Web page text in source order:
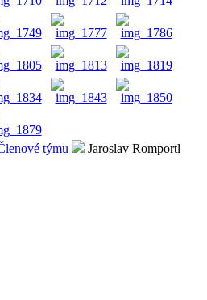
týmu
Jaroslav Romportl